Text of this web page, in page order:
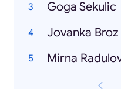
Goga Sekulic
Jovanka Broz
Mirna